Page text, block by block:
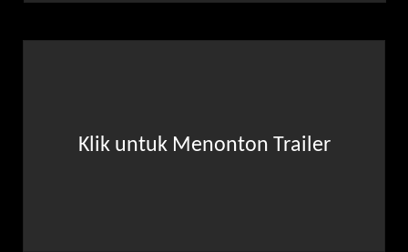
Klik untuk Menonton Trailer